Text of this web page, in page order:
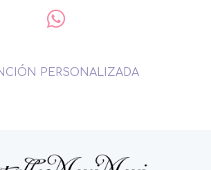
PERSONALIZADA